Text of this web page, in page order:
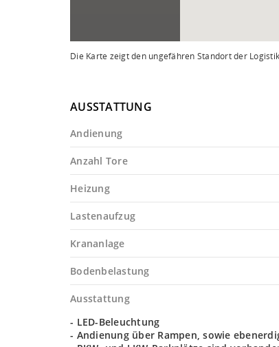
Die Karte zeigt den ungefähren Standort der
AUSSTATTUNG
Andienung
Anzahl Tore
Heizung
Lastenaufzug
Krananlage
Bodenbelastung
Ausstattung
- LED-Beleuchtung
- Andienung über Rampen, sowie